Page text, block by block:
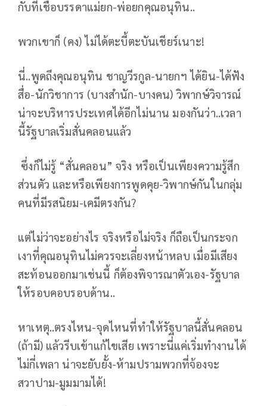
กับที่เชื่อบรรดาแม่ยก-พ่อยกคุณอนุทิน..
พวกเขาก็ (คง) ไม่ได้ตะบี้ตะบันเชียร์เนาะ!
นี่..พูดถึงคุณอนุทิน ชาญวีรกูล-นายกฯ ได้ยิน-ได้ฟัง
สื่อ-นักวิชาการ (บางสำนัก-บางคน) วิพากษ์วิจารณ์
น่าจะบริหารประเทศได้อีกไม่นาน มองกันว่า..เวลา
นี้รัฐบาลเริ่มสั่นคลอนแล้ว
ซึ่งก็ไม่รู้ “สั่นคลอน” จริง หรือเป็นเพียงความรู้สึก
ส่วนตัว และหรือเพียงการพูดคุย-วิพากษ์กันในกลุ่ม
คนที่มีรสนิยม-เคมีตรงกัน?
แต่ไม่ว่าจะอย่างไร จริงหรือไม่จริง ก็ถือเป็นกระจก
เงาที่คุณอนุทินไม่ควรจะเลี่ยงหน้าหลบ เมื่อมีเสียง
สะท้อนออกมาเช่นนี้ ก็ต้องพิจารณาตัวเอง-รัฐบาล
ให้รอบคอบรอบด้าน..
หาเหตุ..ตรงไหน-จุดไหนที่ทำให้รัฐบาลนี้สั่นคลอน
(ถ้ามี) แล้วรีบเข้าแก้ไขเสีย เพราะนี่แค่เริ่มทำงานได้
ไม่กี่เพลา น่าจะยับยั้ง-ห้ามปรามพวกที่จ้องจะ
สวาปาม-มูมมามได้!